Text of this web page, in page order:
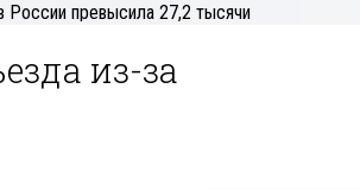
России превысила 27,2 тысячи
из-за